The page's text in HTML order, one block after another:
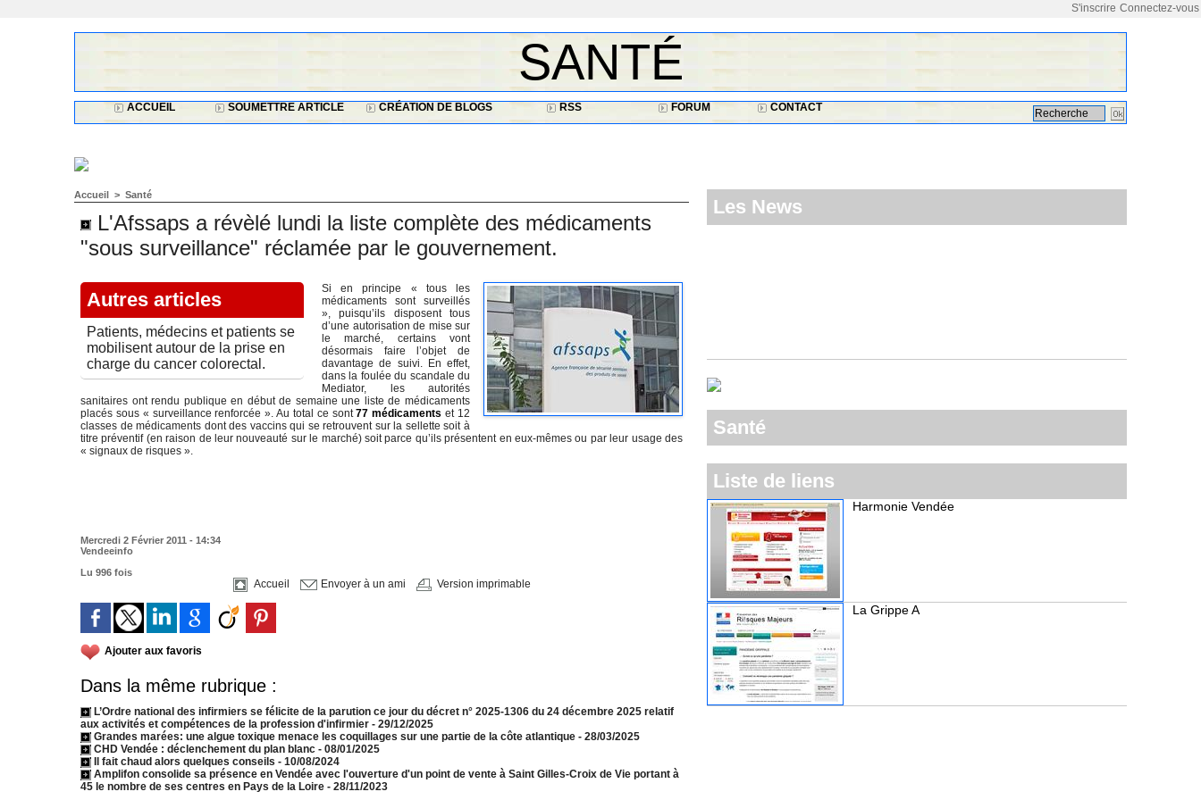
Connectez-vous
S'inscrire
SANTÉ
ACCUEIL SOUMETTRE ARTICLE CRÉATION DE BLOGS RSS FORUM CONTACT
Accueil > Santé
L'Afssaps a révèlé lundi la liste complète des médicaments
"sous surveillance" réclamée par le gouvernement.
Autres articles
Patients, médecins et patients se
mobilisent autour de la prise en
charge du cancer colorectal.
Si en principe « tous les
médicaments sont surveillés
», puisqu’ils disposent tous
d’une autorisation de mise sur
le marché, certains vont
désormais faire l’objet de
davantage de suivi. En effet,
dans la foulée du scandale du
Mediator, les autorités
sanitaires ont rendu publique en début de semaine une liste de médicaments
placés sous « surveillance renforcée ». Au total ce sont77 médicaments et 12
classes de médicaments dont des vaccins qui se retrouvent sur la sellette soit à
titre préventif (en raison de leur nouveauté sur le marché) soit parce qu’ils présentent en eux-mêmes ou par leur usage des
« signaux de risques ».
Mercredi 2 Février 2011 - 14:34
Vendeeinfo
Lu 996 fois
Accueil Envoyer à un ami Version imprimable
Ajouter aux favoris
Dans la même rubrique :
L’Ordre national des infirmiers se félicite de la parution ce jour du décret n° 2025-1306 du 24 décembre 2025 relatif
aux activités et compétences de la profession d'infirmier - 29/12/2025
Grandes marées: une algue toxique menace les coquillages sur une partie de la côte atlantique - 28/03/2025
CHD Vendée : déclenchement du plan blanc - 08/01/2025
Il fait chaud alors quelques conseils - 10/08/2024
Amplifon consolide sa présence en Vendée avec l'ouverture d'un point de vente à Saint Gilles-Croix de Vie portant à
45 le nombre de ses centres en Pays de la Loire - 28/11/2023
Les News
Santé
Liste de liens
Harmonie Vendée
La Grippe A